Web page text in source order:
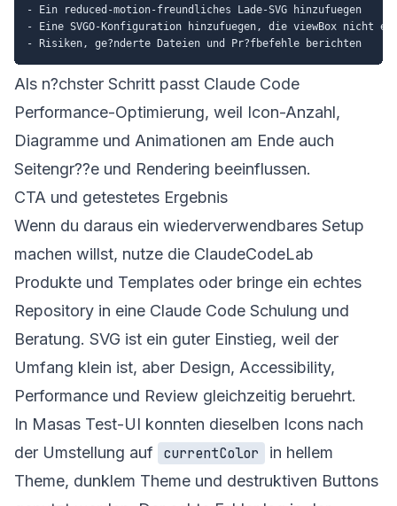
- Ein reduced-motion-freundliches Lade-SVG hinzufuegen
- Eine SVGO-Konfiguration hinzufuegen, die viewBox nicht
Als n?chster Schritt passt Claude Code
Performance-Optimierung, weil Icon-Anzahl,
Diagramme und Animationen am Ende auch
Seitengr??e und Rendering beeinflussen.
CTA und getestetes Ergebnis
Wenn du daraus ein wiederverwendbares Setup
machen willst, nutze die ClaudeCodeLab
Produkte und Templates oder bringe ein echtes
Repository in eine Claude Code Schulung und
Beratung. SVG ist ein guter Einstieg, weil der
Umfang klein ist, aber Design, Accessibility,
Performance und Review gleichzeitig beruehrt.
In Masas Test-UI konnten dieselben Icons nach
der Umstellung auf currentColor
in hellem
Theme, dunklem Theme und destruktiven Buttons